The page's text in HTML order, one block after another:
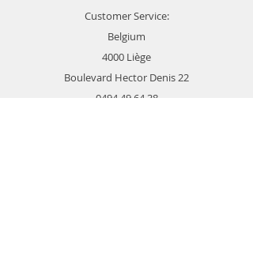
Customer Service:
Belgium
4000 Liège
Boulevard Hector Denis 22
0494 49 64 38